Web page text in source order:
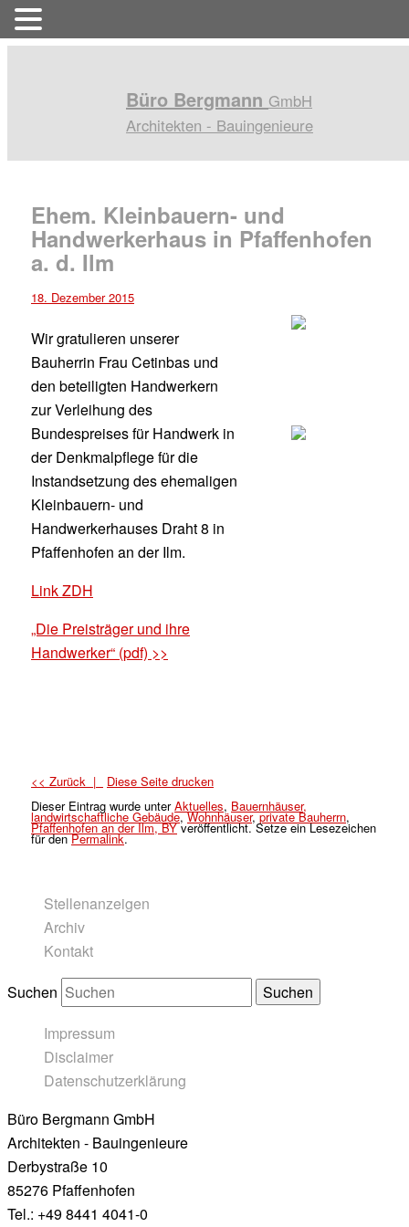
Büro Bergmann GmbH
Architekten - Bauingenieure
Ehem. Kleinbauern- und
Handwerkerhaus in Pfaffenhofen
a. d. Ilm
18. Dezember 2015
Wir gratulieren unserer
Bauherrin Frau Cetinbas und
den beteiligten Handwerkern
zur Verleihung des
Bundespreises für Handwerk in
der Denkmalpflege für die
Instandsetzung des ehemaligen
Kleinbauern- und
Handwerkerhauses Draht 8 in
Pfaffenhofen an der Ilm.
Link ZDH
„Die Preisträger und ihre
Handwerker“ (pdf) >>
<< Zurück |
Diese Seite drucken
Dieser Eintrag wurde unterAktuelles, Bauernhäuser,
landwirtschaftliche Gebäude,Wohnhäuser,private Bauherrn,
Pfaffenhofen an der Ilm, BYveröffentlicht. Setze ein Lesezeichen
für denPermalink.
Stellenanzeigen
Archiv
Kontakt
Suchen
Impressum
Disclaimer
Datenschutzerklärung
Büro Bergmann GmbH
Architekten - Bauingenieure
Derbystraße 10
85276 Pfaffenhofen
Tel.: +49 8441 4041-0